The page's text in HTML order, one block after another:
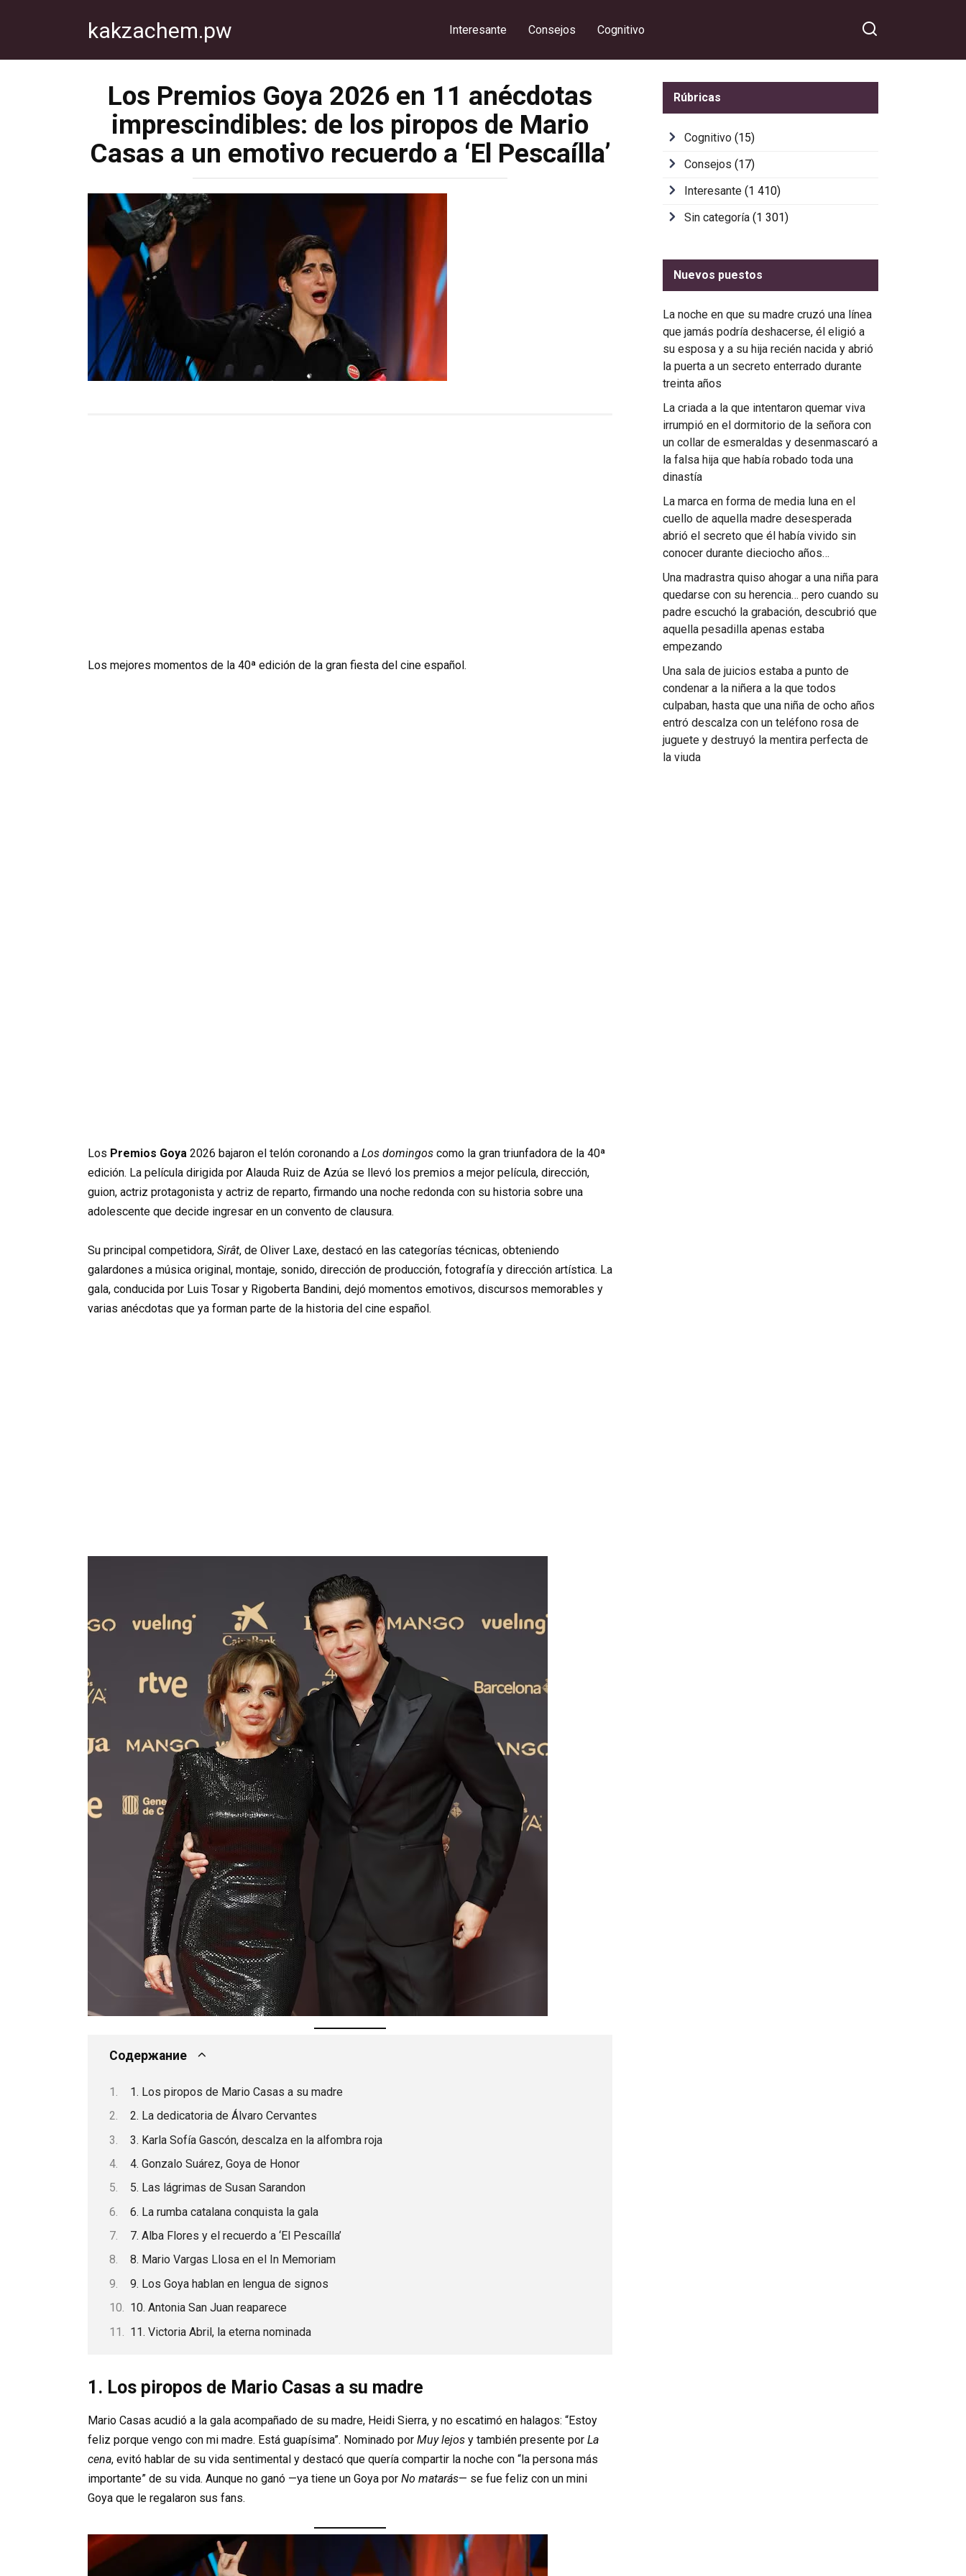
kakzachem.pw Interesante Consejos Cognitivo
Los Premios Goya 2026 en 11 anécdotas
imprescindibles: de los piropos de Mario
Casas a un emotivo recuerdo a ‘El Pescaílla’
Los mejores momentos de la 40ª edición de la gran fiesta del cine español.
Los Premios Goya 2026 bajaron el telón coronando a Los domingos como la gran triunfadora de la 40ª
edición. La película dirigida por Alauda Ruiz de Azúa se llevó los premios a mejor película, dirección,
guion, actriz protagonista y actriz de reparto, firmando una noche redonda con su historia sobre una
adolescente que decide ingresar en un convento de clausura.
Su principal competidora, Sirât, de Oliver Laxe, destacó en las categorías técnicas, obteniendo
galardones a música original, montaje, sonido, dirección de producción, fotografía y dirección artística. La
gala, conducida por Luis Tosar y Rigoberta Bandini, dejó momentos emotivos, discursos memorables y
varias anécdotas que ya forman parte de la historia del cine español.
Содержание
1. Los piropos de Mario Casas a su madre
2. La dedicatoria de Álvaro Cervantes
3. Karla Sofía Gascón, descalza en la alfombra roja
4. Gonzalo Suárez, Goya de Honor
5. Las lágrimas de Susan Sarandon
6. La rumba catalana conquista la gala
7. Alba Flores y el recuerdo a ‘El Pescaílla’
8. Mario Vargas Llosa en el In Memoriam
9. Los Goya hablan en lengua de signos
10. Antonia San Juan reaparece
11. Victoria Abril, la eterna nominada
1. Los piropos de Mario Casas a su madre
Mario Casas acudió a la gala acompañado de su madre, Heidi Sierra, y no escatimó en halagos: “Estoy
feliz porque vengo con mi madre. Está guapísima”. Nominado por Muy lejos y también presente por La
cena, evitó hablar de su vida sentimental y destacó que quería compartir la noche con “la persona más
importante” de su vida. Aunque no ganó —ya tiene un Goya por No matarás— se fue feliz con un mini
Goya que le regalaron sus fans.
Rúbricas
Cognitivo (15)
Consejos (17)
Interesante (1 410)
Sin categoría (1 301)
Nuevos puestos
La noche en que su madre cruzó una línea
que jamás podría deshacerse, él eligió a
su esposa y a su hija recién nacida y abrió
la puerta a un secreto enterrado durante
treinta años
La criada a la que intentaron quemar viva
irrumpió en el dormitorio de la señora con
un collar de esmeraldas y desenmascaró a
la falsa hija que había robado toda una
dinastía
La marca en forma de media luna en el
cuello de aquella madre desesperada
abrió el secreto que él había vivido sin
conocer durante dieciocho años…
Una madrastra quiso ahogar a una niña para
quedarse con su herencia… pero cuando su
padre escuchó la grabación, descubrió que
aquella pesadilla apenas estaba
empezando
Una sala de juicios estaba a punto de
condenar a la niñera a la que todos
culpaban, hasta que una niña de ocho años
entró descalza con un teléfono rosa de
juguete y destruyó la mentira perfecta de
la viuda